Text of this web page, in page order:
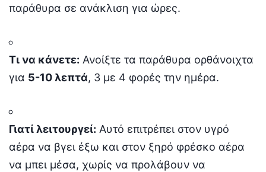
παράθυρα σε ανάκλιση για ώρες.
Τι να κάνετε: Ανοίξτε τα παράθυρα ορθάνοιχτα
για 5-10 λεπτά, 3 με 4 φορές την ημέρα.
Γιατί λειτουργεί: Αυτό επιτρέπει στον υγρό
αέρα να βγει έξω και στον ξηρό φρέσκο αέρα
να μπει μέσα, χωρίς να προλάβουν να